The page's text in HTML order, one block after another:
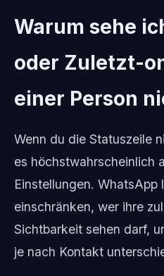
Warum sehe
oder Zuletzt-
einer Person
Wenn du die Statuszeile
es höchstwahrscheinlich
Einstellungen. WhatsApp
einschränken, wer ihre
Sichtbarkeit sehen darf,
je nach Kontakt